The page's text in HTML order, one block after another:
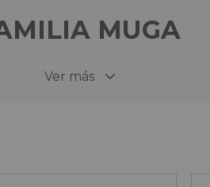
MUGA
Ver más